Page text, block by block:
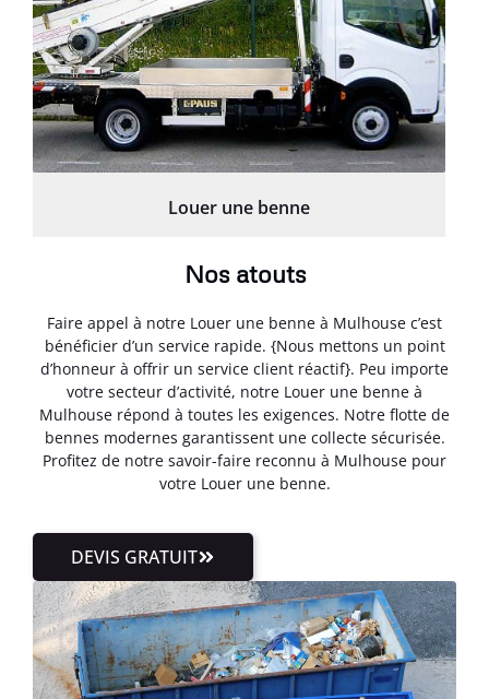
Louer une benne
Nos atouts
Faire appel à notre Louer une benne à Mulhouse c’est
bénéficier d’un service rapide. {Nous mettons un point
d’honneur à offrir un service client réactif}. Peu importe
votre secteur d’activité, notre Louer une benne à
Mulhouse répond à toutes les exigences. Notre flotte de
bennes modernes garantissent une collecte sécurisée.
Profitez de notre savoir-faire reconnu à Mulhouse pour
votre Louer une benne.
DEVIS GRATUIT